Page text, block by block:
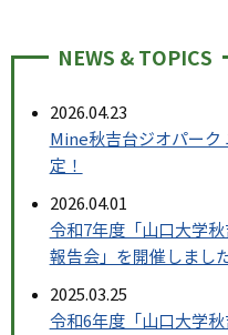
NEWS & TOPICS
2026.04.23
Mine秋吉台ジオパーク
定！
2026.04.01
令和7年度「山口大学
報告会」を開催しまし
2025.03.25
令和6年度「山口大学